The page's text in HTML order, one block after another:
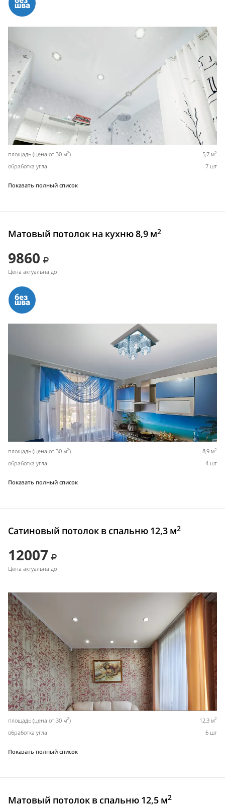
площадь (цена от 30 м2) 5,7 м2
обработка угла 7 шт
Показать полный список
Матовый потолок на кухню 8,9 м2
9860
Цена актуальна до
площадь (цена от 30 м2) 8,9 м2
обработка угла 4 шт
Показать полный список
Сатиновый потолок в спальню 12,3 м2
12007
Цена актуальна до
площадь (цена от 30 м2) 12,3 м2
обработка угла 6 шт
Показать полный список
Матовый потолок в спальню 12,5 м2